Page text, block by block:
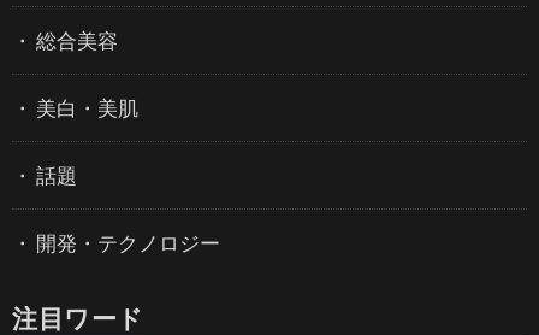
総合美容
美白・美肌
話題
開発・テクノロジー
注目ワード